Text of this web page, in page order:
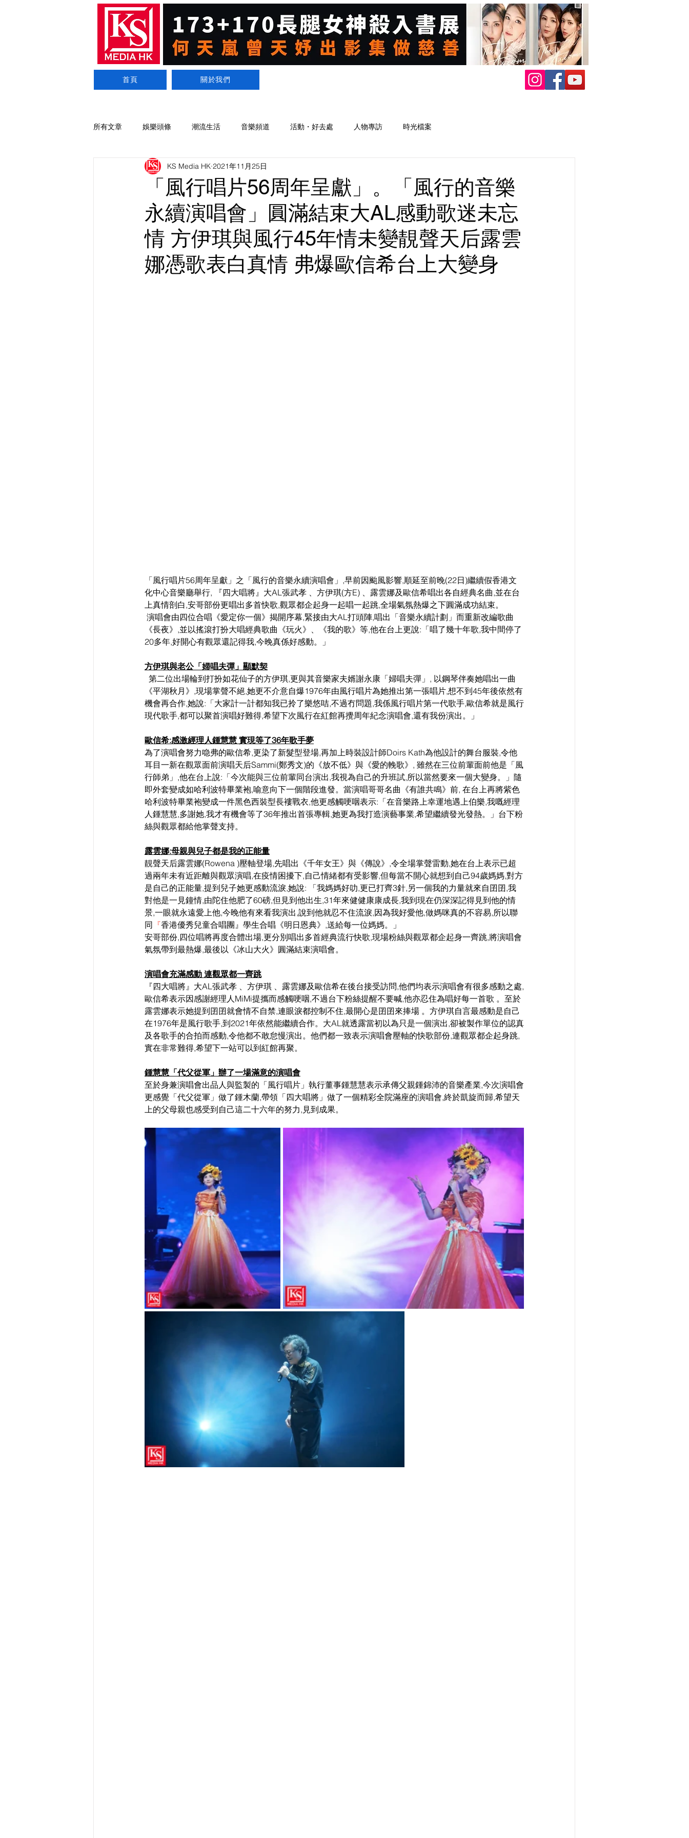
首頁 關於我們
所有文章 娛樂頭條 潮流生活 音樂頻道 活動・好去處 人物專訪 時光檔案
「風行唱片56周年呈獻」。「風行的音樂
永續演唱會」圓滿結束大AL感動歌迷未忘
情 方伊琪與風行45年情未變靚聲天后露雲
娜憑歌表白真情 弗爆歐信希台上大變身
KS Media HK 2021年11月25日
「風行唱片56周年呈獻」之「風行的音樂永續演唱會」,早前因颱風影響,順延至前晚(22日)繼續假香港文
化中心音樂廳舉行, 『四大唱將』大AL張武孝 、方伊琪(方E) 、露雲娜及歐信希唱出各自經典名曲,並在台
上真情剖白,安哥部份更唱出多首快歌,觀眾都企起身一起唱一起跳,全場氣氛熱爆之下圓滿成功結束。
《長夜》,並以搖滾打扮大唱經典歌曲《玩火》、《我的歌》等,他在台上更說:「唱了幾十年歌,我中間停了
20多年,好開心有觀眾還記得我,今晚真係好感動。」
方伊琪與老公「婦唱夫彈」顯默契
《平湖秋月》,現場掌聲不絕,她更不介意自爆1976年由風行唱片為她推出第一張唱片,想不到45年後依然有
機會再合作,她說:「大家計一計都知我已拎了樂悠咭,不過冇問題,我係風行唱片第一代歌手,歐信希就是風行
現代歌手,都可以聚首演唱好難得,希望下次風行在紅館再攪周年紀念演唱會,還有我份演出。」
歐信希:感激經理人鍾慧慧 實現等了36年歌手夢
為了演唱會努力喼弗的歐信希,更染了新髮型登場,再加上時裝設計師Doirs Kath為他設計的舞台服裝,令他
耳目一新在觀眾面前演唱天后Sammi(鄭秀文)的《放不低》與《愛的輓歌》, 雖然在三位前輩面前他是「風
行師弟」,他在台上說:「今次能與三位前輩同台演出,我視為自己的升班試,所以當然要來一個大變身。」隨
即外套變成如哈利波特畢業袍,喻意向下一個階段進發。當演唱哥哥名曲《有誰共鳴》前, 在台上再將紫色
哈利波特畢業袍變成一件黑色西裝型長褸戰衣,他更感觸哽咽表示:「在音樂路上幸運地遇上伯樂,我嘅經理
人鍾慧慧,多謝她,我才有機會等了36年推出首張專輯,她更為我打造演藝事業,希望繼續發光發熱。」台下粉
絲與觀眾都給他掌聲支持。
露雲娜:母親與兒子都是我的正能量
靚聲天后露雲娜(Rowena )壓軸登場,先唱出《千年女王》與《傳說》,令全場掌聲雷動,她在台上表示已超
過兩年未有近距離與觀眾演唱,在疫情困擾下,自己情緒都有受影響,但每當不開心就想到自己94歲媽媽,對方
是自己的正能量,提到兒子她更感動流淚,她說: 「我媽媽好叻,更已打齊3針,另一個我的力量就來自囝囝,我
對他是一見鐘情,由陀住他肥了60磅,但見到他出生,31年來健健康康成長,我到現在仍深深記得見到他的情
景,一眼就永遠愛上他,今晚他有來看我演出,說到他就忍不住流淚,因為我好愛他,做媽咪真的不容易,所以聯
同 『香港優秀兒童合唱團』學生合唱《明日恩典》,送給每一位媽媽。」
安哥部份,四位唱將再度合體出場,更分別唱出多首經典流行快歌,現場粉絲與觀眾都企起身一齊跳,將演唱會
氣氛帶到最熱爆,最後以《冰山大火》圓滿結束演唱會。
演唱會充滿感動 連觀眾都一齊跳
『四大唱將』大AL張武孝 、方伊琪 、露雲娜及歐信希在後台接受訪問,他們均表示演唱會有很多感動之處,
歐信希表示因感謝經理人MiMi提攜而感觸哽咽,不過台下粉絲提醒不要喊,他亦忍住為唱好每一首歌 。至於
露雲娜表示她提到囝囝就會情不自禁,連眼淚都控制不住,最開心是囝囝來捧場 。方伊琪自言最感動是自己
在1976年是風行歌手,到2021年依然能繼續合作。大AL就透露當初以為只是一個演出,卻被製作單位的認真
及各歌手的合拍而感動,令他都不敢怠慢演出。他們都一致表示演唱會壓軸的快歌部份,連觀眾都企起身跳,
實在非常難得,希望下一站可以到紅館再聚。
鍾慧慧「代父從軍」辦了一場滿意的演唱會
至於身兼演唱會出品人與監製的「風行唱片」執行董事鍾慧慧表示承傳父親鍾錦沛的音樂產業,今次演唱會
更感覺「代父從軍」做了鍾木蘭,帶領「四大唱將」做了一個精彩全院滿座的演唱會,終於凱旋而歸,希望天
上的父母親也感受到自己這二十六年的努力,見到成果。